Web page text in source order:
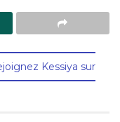
Kessiya sur